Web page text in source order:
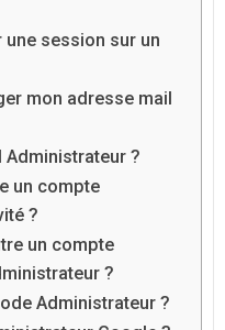
session sur un
mon adresse mail
Administrateur ?
un compte
?
un compte
?
Administrateur ?